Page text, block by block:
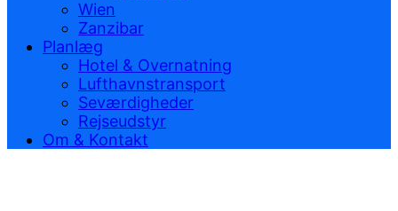
Wien
Zanzibar
Planlæg
Hotel & Overnatning
Lufthavnstransport
Seværdigheder
Rejseudstyr
Om & Kontakt